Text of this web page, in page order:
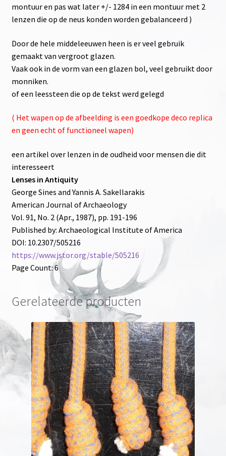
montuur en pas wat later +/- 1284 in een montuur met 2
lenzen die op de neus konden worden gebalanceerd )
Door de hele middeleeuwen heen is er veel gebruik
gemaakt van vergroot glazen.
Vaak ook in de vorm van een glazen bol, veel gebruikt door
monniken.
of een leessteen die op de tekst werd gelegd
( Het wapen op de afbeelding is een goedkope deco replica
en geen echt of functioneel wapen)
een artikel over lenzen in de oudheid voor mensen die dit
interesseert
Lenses in Antiquity
George Sines and Yannis A. Sakellarakis
American Journal of Archaeology
Vol. 91, No. 2 (Apr., 1987), pp. 191-196
Published by: Archaeological Institute of America
DOI: 10.2307/505216
https://www.jstor.org/stable/505216
Page Count: 6
Gerelateerde producten